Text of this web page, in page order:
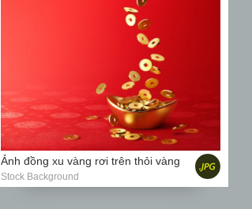
Ảnh đồng xu vàng rơi trên thỏi vàng
Stock Background